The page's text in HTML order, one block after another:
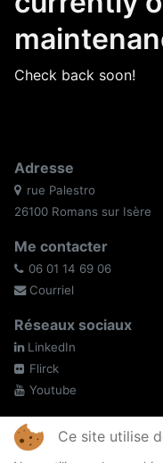
Check back soon!
Adresse
rue Palestro
26100 Romans sur Isère
Me contacter
06 01 14 69 06
Courriel
Réseaux sociaux
LinkedIn
Flirck
Youtube
EI NICOLAS BELLET
Siret : 44797052600045
Ce site utilise